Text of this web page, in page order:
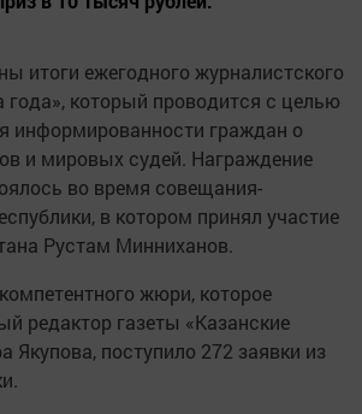
итоги ежегодного журналистского
года», который проводится с целью
информированности граждан о
и мировых судей. Награждение
во время совещания-
в котором принял участие
Рустам Минниханов.
жюри, которое
редактор газеты «Казанские
Якупова, поступило 272 заявки из